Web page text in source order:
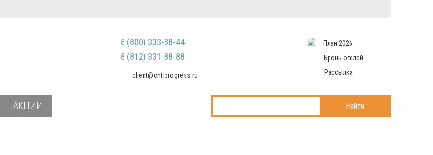
Мы не передаем ваши данные
спам
Запомнить меня
Войти в кабинет
8 (800) 333-88-44
8 (812) 331-88-88
client@cntiprogress.ru
План 2026
Бронь отелей
Рассылка
АКЦИИ
Найти